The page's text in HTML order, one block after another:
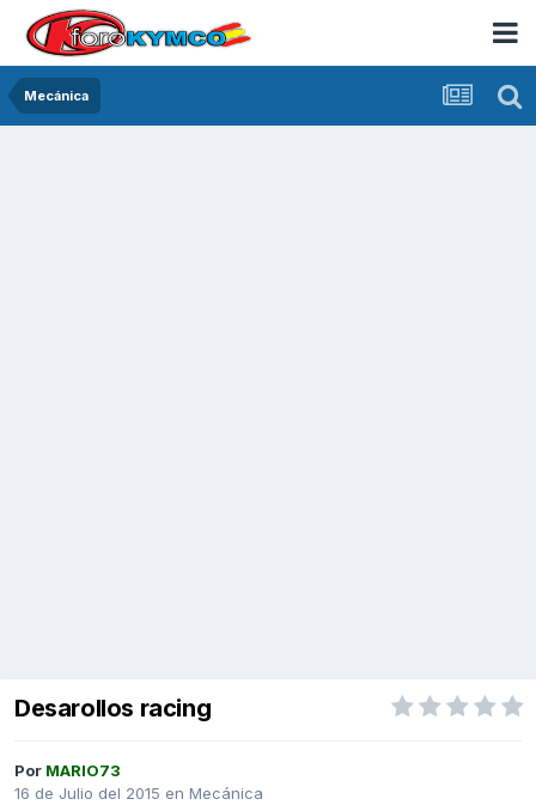
Mecánica
Desarollos racing
Por MARIO73
16 de Julio del 2015 en Mecánica